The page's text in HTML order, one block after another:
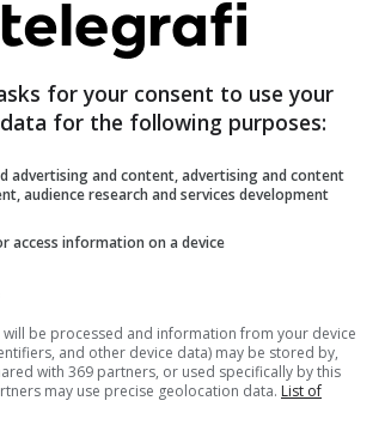
for your consent to use your
for the following purposes:
advertising and content, advertising and content
audience research and services development
access information on a device
be processed and information from your device
and other device data) may be stored by,
with 369 partners, or used specifically by this
may use precise geolocation data. List of